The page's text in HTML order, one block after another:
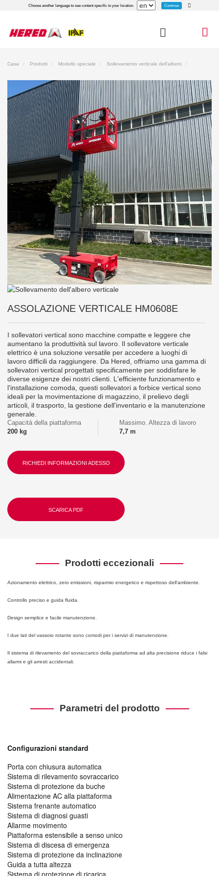
Choose another language to see content specific to your location. Continue
Casa Prodotti Modello speciale Sollevamento verticale dell'albero
ASSOLAZIONE VERTICALE HM0608E
ASSOLAZIONE VERTICALE HM0608E
I sollevatori vertical sono macchine compatte e leggere che
aumentano la produttività sul lavoro. Il sollevatore verticale
elettrico è una soluzione versatile per accedere a luoghi di
lavoro difficili da raggiungere. Da Hered, offriamo una gamma di
sollevatori vertical progettati specificamente per soddisfare le
diverse esigenze dei nostri clienti. L'efficiente funzionamento e
l'installazione comoda, questi sollevatori a forbice vertical sono
ideali per la movimentazione di magazzino, il prelievo degli
articoli, il trasporto, la gestione dell'inventario e la manutenzione
generale.
Capacità della piattaforma
200 kg
Massimo. Altezza di lavoro
7,7 m
RICHIEDI INFORMAZIONI ADESSO
SCARICA PDF
Prodotti eccezionali
Azionamento elettrico, zero emissioni, risparmio energetico e rispettoso dell'ambiente.
Controllo preciso e guida fluida.
Design semplice e facile manutenzione.
I due lati del vassoio rotante sono comodi per i servizi di manutenzione.
Il sistema di rilevamento del sovraccarico della piattaforma ad alta precisione riduce i falsi
allarmi e gli arresti accidentali.
Parametri del prodotto
Configurazioni standard
Porta con chiusura automatica
Sistema di rilevamento sovraccarico
Sistema di protezione da buche
Alimentazione AC alla piattaforma
Sistema frenante automatico
Sistema di diagnosi guasti
Allarme movimento
Piattaforma estensibile a senso unico
Sistema di discesa di emergenza
Sistema di protezione da inclinazione
Guida a tutta altezza
Sistema di protezione di ricarica